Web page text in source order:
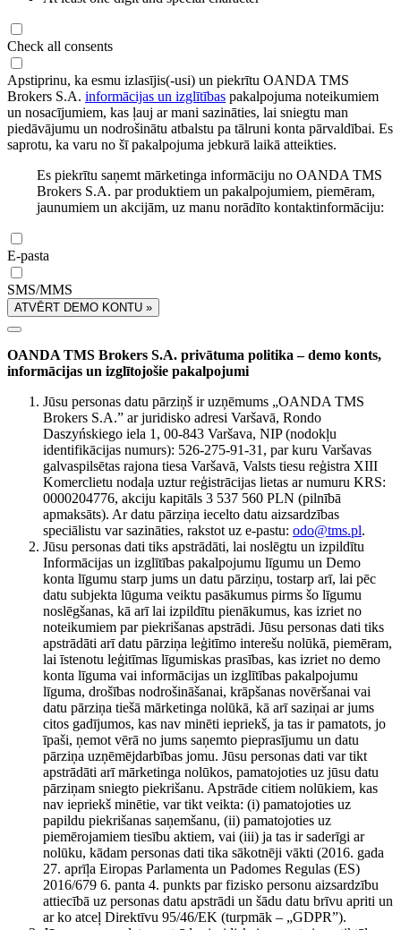
Check all consents
Apstiprinu, ka esmu izlasījis(-usi) un piekrītu OANDA TMS
Brokers S.A. informācijas un izglītības pakalpojuma noteikumiem
un nosacījumiem, kas ļauj ar mani sazināties, lai sniegtu man
piedāvājumu un nodrošinātu atbalstu pa tālruni konta pārvaldībai. Es
saprotu, ka varu no šī pakalpojuma jebkurā laikā atteikties.
Es piekrītu saņemt mārketinga informāciju no OANDA TMS
Brokers S.A. par produktiem un pakalpojumiem, piemēram,
jaunumiem un akcijām, uz manu norādīto kontaktinformāciju:
E-pasta
SMS/MMS
ATVĒRT DEMO KONTU »
OANDA TMS Brokers S.A. privātuma politika – demo konts,
informācijas un izglītojošie pakalpojumi
Jūsu personas datu pārziņš ir uzņēmums „OANDA TMS
Brokers S.A.” ar juridisko adresi Varšavā, Rondo
Daszyńskiego iela 1, 00-843 Varšava, NIP (nodokļu
identifikācijas numurs): 526-275-91-31, par kuru Varšavas
galvaspilsētas rajona tiesa Varšavā, Valsts tiesu reģistra XIII
Komerclietu nodaļa uztur reģistrācijas lietas ar numuru KRS:
0000204776, akciju kapitāls 3 537 560 PLN (pilnībā
apmaksāts). Ar datu pārziņa iecelto datu aizsardzības
speciālistu var sazināties, rakstot uz e-pastu: odo@tms.pl.
Jūsu personas dati tiks apstrādāti, lai noslēgtu un izpildītu
Informācijas un izglītības pakalpojumu līgumu un Demo
konta līgumu starp jums un datu pārziņu, tostarp arī, lai pēc
datu subjekta lūguma veiktu pasākumus pirms šo līgumu
noslēgšanas, kā arī lai izpildītu pienākumus, kas izriet no
noteikumiem par piekrišanas apstrādi. Jūsu personas dati tiks
apstrādāti arī datu pārziņa leģitīmo interešu nolūkā, piemēram,
lai īstenotu leģitīmas līgumiskas prasības, kas izriet no demo
konta līguma vai informācijas un izglītības pakalpojumu
līguma, drošības nodrošināšanai, krāpšanas novēršanai vai
datu pārziņa tiešā mārketinga nolūkā, kā arī saziņai ar jums
citos gadījumos, kas nav minēti iepriekš, ja tas ir pamatots, jo
īpaši, ņemot vērā no jums saņemto pieprasījumu un datu
pārziņa uzņēmējdarbības jomu. Jūsu personas dati var tikt
apstrādāti arī mārketinga nolūkos, pamatojoties uz jūsu datu
pārziņam sniegto piekrišanu. Apstrāde citiem nolūkiem, kas
nav iepriekš minētie, var tikt veikta: (i) pamatojoties uz
papildu piekrišanas saņemšanu, (ii) pamatojoties uz
piemērojamiem tiesību aktiem, vai (iii) ja tas ir saderīgi ar
nolūku, kādam personas dati tika sākotnēji vākti (2016. gada
27. aprīļa Eiropas Parlamenta un Padomes Regulas (ES)
2016/679 6. panta 4. punkts par fizisko personu aizsardzību
attiecībā uz personas datu apstrādi un šādu datu brīvu apriti un
ar ko atceļ Direktīvu 95/46/EK (turpmāk – „GDPR”).